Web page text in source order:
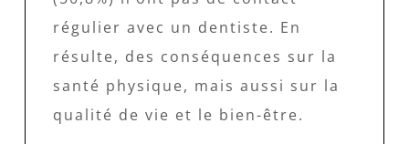
régulier avec un dentiste. En
résulte, des conséquences sur la
santé physique, mais aussi sur la
qualité de vie et le bien-être.